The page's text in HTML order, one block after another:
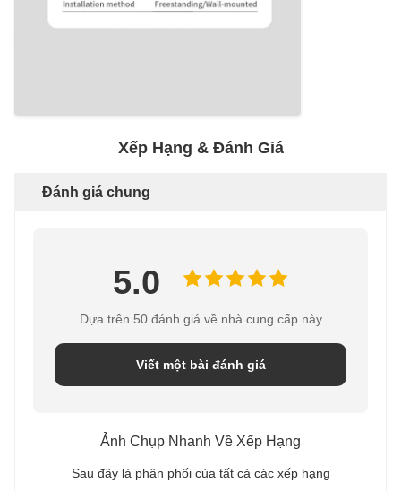
Xếp Hạng & Đánh Giá
Đánh giá chung
5.0
Dựa trên 50 đánh giá về nhà cung cấp này
Viết một bài đánh giá
Ảnh Chụp Nhanh Về Xếp Hạng
Sau đây là phân phối của tất cả các xếp hạng